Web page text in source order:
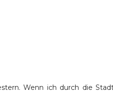
Wenn ich durch die